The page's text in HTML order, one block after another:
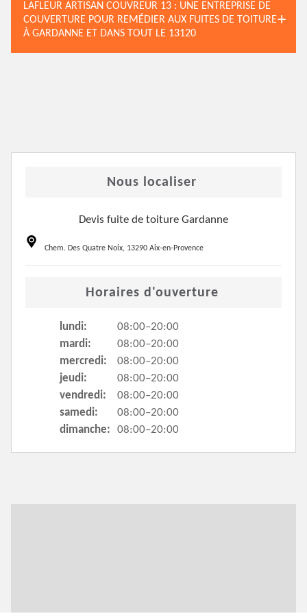
LAFLEUR ARTISAN COUVREUR 13 : UNE ENTREPRISE DE
COUVERTURE POUR REMÉDIER AUX FUITES DE TOITURE
À GARDANNE ET DANS TOUT LE 13120
Nous localiser
Devis fuite de toiture Gardanne
Chem. Des Quatre Noix, 13290 Aix-en-Provence
Horaires d'ouverture
lundi:
08:00–20:00
mardi:
08:00–20:00
mercredi:
08:00–20:00
jeudi:
08:00–20:00
vendredi:
08:00–20:00
samedi:
08:00–20:00
dimanche:
08:00–20:00